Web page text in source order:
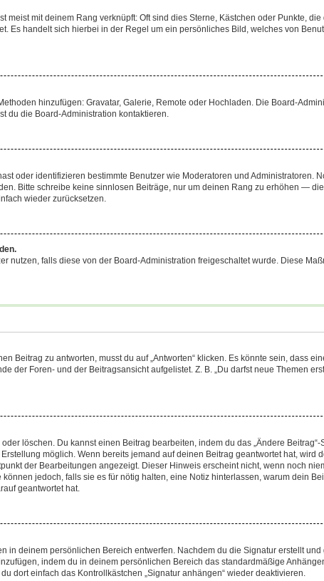
mit deinem Rang verknüpft: Oft sind dies Sterne, Kästchen oder Punkte,
Es handelt sich hierbei in der Regel um ein persönliches Bild, welches von
hinzufügen: Gravatar, Galerie, Remote oder Hochladen. Die Board-
du die Board-Administration kontaktieren.
oder identifizieren bestimmte Benutzer wie Moderatoren und Administratoren.
Bitte schreibe keine sinnlosen Beiträge, nur um deinen Rang zu erhöhen —
wieder zurücksetzen.
nutzen, falls diese von der Board-Administration freigeschaltet wurde. Diese
Beitrag zu antworten, musst du auf „Antworten“ klicken. Es könnte sein, dass
Foren- und der Beitragsansicht aufgelistet. Z. B. „Du darfst neue Themen
löschen. Du kannst einen Beitrag bearbeiten, indem du das „Ändere Beitrag“-
möglich. Wenn bereits jemand auf deinen Beitrag geantwortet hat, wird
der Bearbeitungen angezeigt. Dieser Hinweis erscheint nicht, wenn noch
jedoch, falls sie es für nötig halten, eine Notiz hinterlassen, warum dein
geantwortet hat.
deinem persönlichen Bereich entwerfen. Nachdem du die Signatur erstellt und
indem du in deinem persönlichen Bereich das standardmäßige
dort einfach das Kontrollkästchen „Signatur anhängen“ wieder deaktivieren.